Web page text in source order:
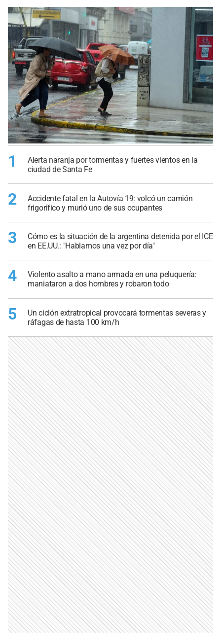
1
Alerta naranja por tormentas y fuertes vientos en la
ciudad de Santa Fe
2
Accidente fatal en la Autovía 19: volcó un camión
frigorífico y murió uno de sus ocupantes
3
Cómo es la situación de la argentina detenida por el ICE
en EE.UU.: "Hablamos una vez por día"
4
Violento asalto a mano armada en una peluquería:
maniataron a dos hombres y robaron todo
5
Un ciclón extratropical provocará tormentas severas y
ráfagas de hasta 100 km/h